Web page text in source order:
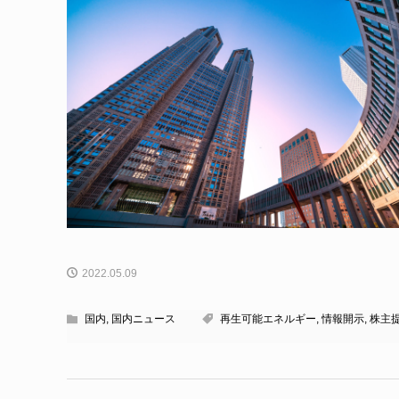
2022.05.09
国内, 国内ニュース 再生可能エネルギー,情報開示, 株主